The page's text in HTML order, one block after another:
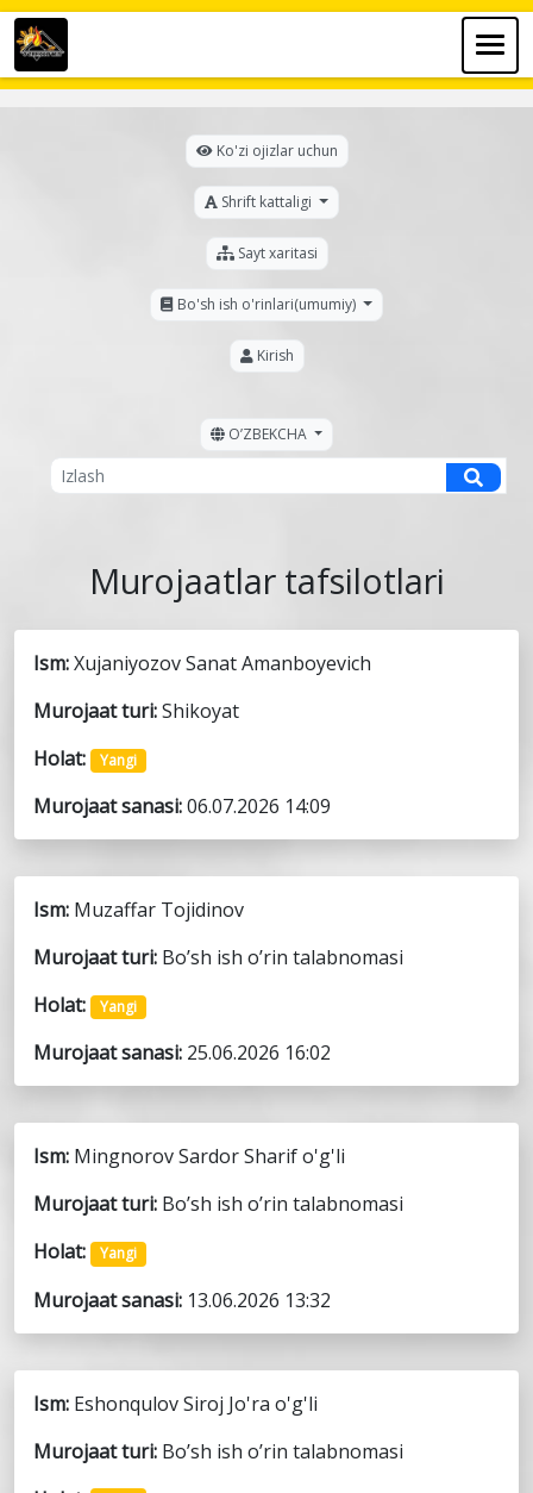
Ko'zi ojizlar uchun
Shrift kattaligi
Sayt xaritasi
Bo'sh ish o'rinlari(umumiy)
Kirish
OʼZBEKCHA
Murojaatlar tafsilotlari
Ism:Xujaniyozov Sanat Amanboyevich
Murojaat turi:Shikoyat
Holat:
Yangi
Murojaat sanasi:06.07.2026 14:09
Ism: Muzaffar Tojidinov
Murojaat turi: Bo’sh ish o’rin talabnomasi
Holat:
Yangi
Murojaat sanasi: 25.06.2026 16:02
Ism: Mingnorov Sardor Sharif o'g'li
Murojaat turi: Bo’sh ish o’rin talabnomasi
Holat:
Yangi
Murojaat sanasi: 13.06.2026 13:32
Ism: Eshonqulov Siroj Jo'ra o'g'li
Murojaat turi: Bo’sh ish o’rin talabnomasi